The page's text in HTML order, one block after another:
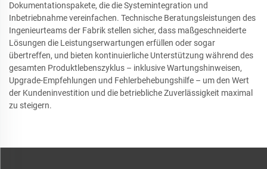
Dokumentationspakete, die die Systemintegration und
Inbetriebnahme vereinfachen. Technische Beratungsleistungen des
Ingenieurteams der Fabrik stellen sicher, dass maßgeschneiderte
Lösungen die Leistungserwartungen erfüllen oder sogar
übertreffen, und bieten kontinuierliche Unterstützung während des
gesamten Produktlebenszyklus – inklusive Wartungshinweisen,
Upgrade-Empfehlungen und Fehlerbehebungshilfe – um den Wert
der Kundeninvestition und die betriebliche Zuverlässigkeit maximal
zu steigern.